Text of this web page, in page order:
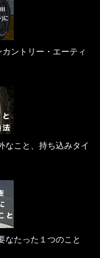
ントリー・エーティ
なこと、持ち込みタイ
なたった１つのこと